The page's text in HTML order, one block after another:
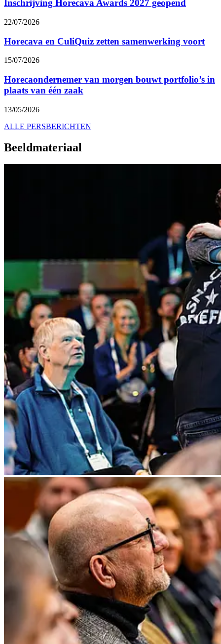
Inschrijving Horecava Awards 2027 geopend
22/07/2026
Horecava en CuliQuiz zetten samenwerking voort
15/07/2026
Horecaondernemer van morgen bouwt portfolio’s in
plaats van één zaak
13/05/2026
ALLE PERSBERICHTEN
Beeldmateriaal